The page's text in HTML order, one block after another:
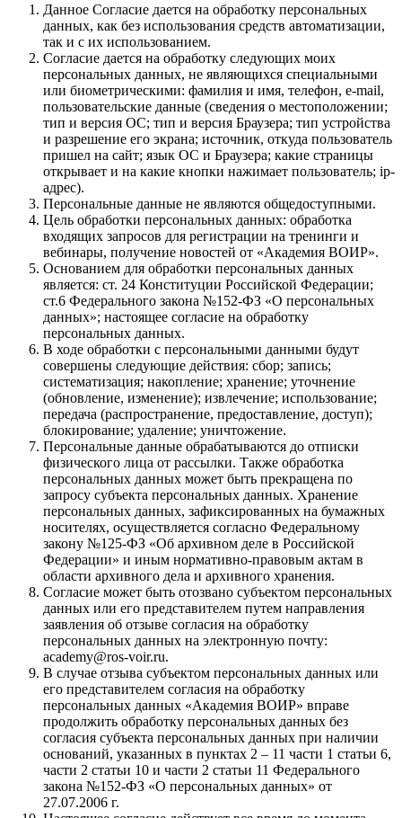
Данное Согласие дается на обработку персональных
данных, как без использования средств автоматизации,
так и с их использованием.
Согласие дается на обработку следующих моих
персональных данных, не являющихся специальными
или биометрическими: фамилия и имя, телефон, e-mail,
пользовательские данные (сведения о местоположении;
тип и версия ОС; тип и версия Браузера; тип устройства
и разрешение его экрана; источник, откуда пользователь
пришел на сайт; язык ОС и Браузера; какие страницы
открывает и на какие кнопки нажимает пользователь; ip-
адрес).
Персональные данные не являются общедоступными.
Цель обработки персональных данных: обработка
входящих запросов для регистрации на тренинги и
вебинары, получение новостей от «Академия ВОИР».
Основанием для обработки персональных данных
является: ст. 24 Конституции Российской Федерации;
ст.6 Федерального закона №152-ФЗ «О персональных
данных»; настоящее согласие на обработку
персональных данных.
В ходе обработки с персональными данными будут
совершены следующие действия: сбор; запись;
систематизация; накопление; хранение; уточнение
(обновление, изменение); извлечение; использование;
передача (распространение, предоставление, доступ);
блокирование; удаление; уничтожение.
Персональные данные обрабатываются до отписки
физического лица от рассылки. Также обработка
персональных данных может быть прекращена по
запросу субъекта персональных данных. Хранение
персональных данных, зафиксированных на бумажных
носителях, осуществляется согласно Федеральному
закону №125-ФЗ «Об архивном деле в Российской
Федерации» и иным нормативно-правовым актам в
области архивного дела и архивного хранения.
Согласие может быть отозвано субъектом персональных
данных или его представителем путем направления
заявления об отзыве согласия на обработку
персональных данных на электронную почту:
academy@ros-voir.ru.
В случае отзыва субъектом персональных данных или
его представителем согласия на обработку
персональных данных «Академия ВОИР» вправе
продолжить обработку персональных данных без
согласия субъекта персональных данных при наличии
оснований, указанных в пунктах 2 – 11 части 1 статьи 6,
части 2 статьи 10 и части 2 статьи 11 Федерального
закона №152-ФЗ «О персональных данных» от
27.07.2006 г.